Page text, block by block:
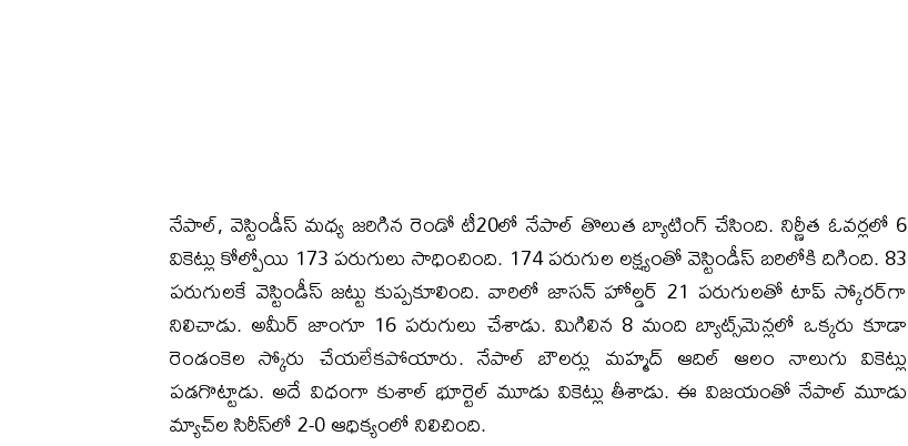
నేపాల్, వెస్టిండీస్ మధ్య జరిగిన రెండో టీ20లో నేపాల్ తొలుత బ్యాటింగ్ చేసింది. నిర్ణీత ఓవర్లలో 6
వికెట్లు కోల్పోయి 173 పరుగులు సాధించింది. 174 పరుగుల లక్ష్యంతో వెస్టిండీస్‌ బరిలోకి దిగింది. 83
పరుగులకే వెస్టిండీస్ జట్టు కుప్పకూలింది. వారిలో జాసన్ హోల్డర్ 21 పరుగులతో టాప్ స్కోరర్‌గా
నిలిచాడు. అమీర్ జాంగూ 16 పరుగులు చేశాడు. మిగిలిన 8 మంది బ్యాట్స్‌మెన్లలో ఒక్కరు కూడా
రెండంకెల స్కోరు చేయలేకపోయారు. నేపాల్ బౌలర్లు మహ్మద్ ఆదిల్ ఆలం నాలుగు వికెట్లు
పడగొట్టాడు. అదే విధంగా కుశాల్ భూర్టెల్ మూడు వికెట్లు తీశాడు. ఈ విజయంతో నేపాల్ మూడు
మ్యాచ్‌ల సిరీస్‌లో 2-0 ఆధిక్యంలో నిలిచింది.